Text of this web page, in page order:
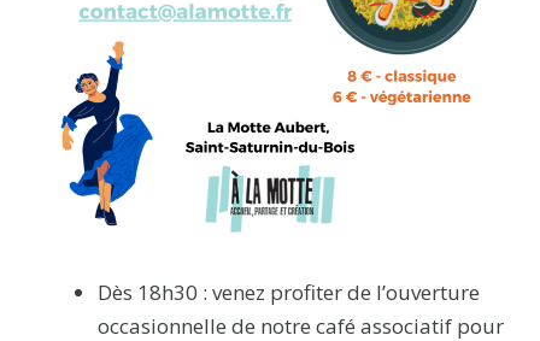
Dès 18h30 : venez profiter de l’ouverture
occasionnelle de notre café associatif pour